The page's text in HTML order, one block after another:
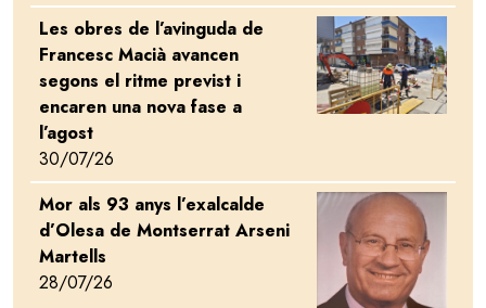
Les obres de l’avinguda de
Francesc Macià avancen
segons el ritme previst i
encaren una nova fase a
l’agost
30/07/26
Image
Mor als 93 anys l’exalcalde
d’Olesa de Montserrat Arseni
Martells
28/07/26
Image